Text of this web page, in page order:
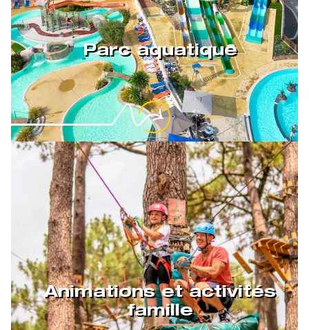
Parc aquatique
Animations et activités
famille